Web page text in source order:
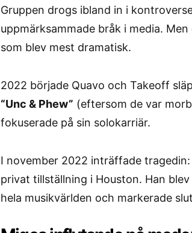
Gruppen drogs ibland in i
uppmärksammade bråk i media.
som blev mest dramatisk.
2022 började Quavo och Takeoff
“Unc & Phew” (eftersom de var
fokuserade på sin solokarriär.
I november 2022 inträffade tragedin:
privat tillställning i Houston. Han
hela musikvärlden och markerade